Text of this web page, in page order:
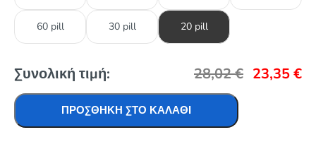
60 pill 30 pill 20 pill
Συνολική τιμή: 28,02€ 23,35€
ΠΡΟΣΘΉΚΗ ΣΤΟ ΚΑΛΆΘΙ